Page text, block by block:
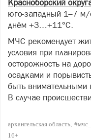
Красноборский
юго-западный 1–7
днём +3…+11°С.
МЧС рекомендует
условия при
осторожность на
осадками и
быть внимательными
В случае
архангельская область
16+